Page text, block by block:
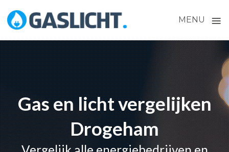
MENU ≡
Skip
to
content
Gas en licht vergelijken
Drogeham